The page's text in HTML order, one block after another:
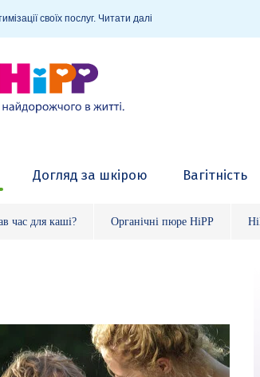
своїх послуг. Читати далі
Догляд за шкірою Вагітність
час для каші? Органічні пюре HiPP